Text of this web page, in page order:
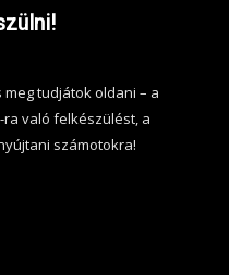
tudjátok oldani – a
ra való felkészülést, a
számotokra!